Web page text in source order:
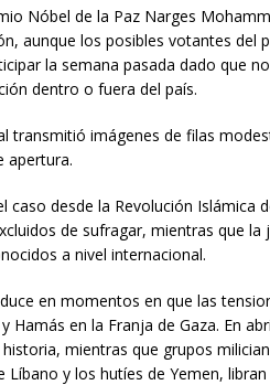
Nóbel de la Paz Narges
aunque los posibles votantes del
la semana pasada dado que
dentro o fuera del país.
transmitió imágenes de filas
apertura.
caso desde la Revolución Islámica
de sufragar, mientras que
a nivel internacional.
en momentos en que las
Hamás en la Franja de Gaza. En
mientras que grupos
Líbano y los hutíes de Yemen,